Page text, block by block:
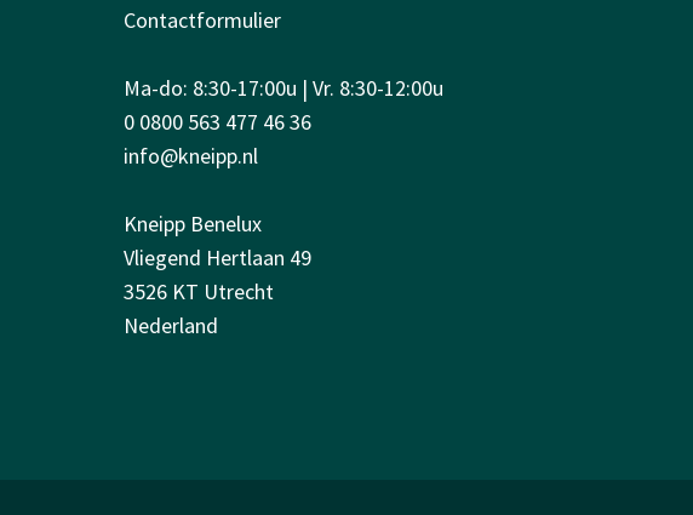
Contactformulier
Ma-do: 8:30-17:00u | Vr. 8:30-12:00u
0 0800 563 477 46 36
info@kneipp.nl
Kneipp Benelux
Vliegend Hertlaan 49
3526 KT Utrecht
Nederland